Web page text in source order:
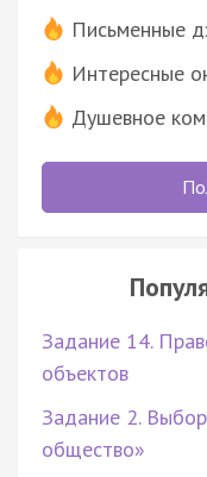
Письменные
Интересные
Душевное
Задание 14.
объектов
Задание 2.
общество»